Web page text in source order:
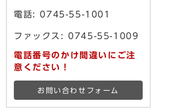
電話:0745-55-1001
ファックス: 0745-55-1009
電話番号のかけ間違いにご注
意ください！
お問い合わせフォーム